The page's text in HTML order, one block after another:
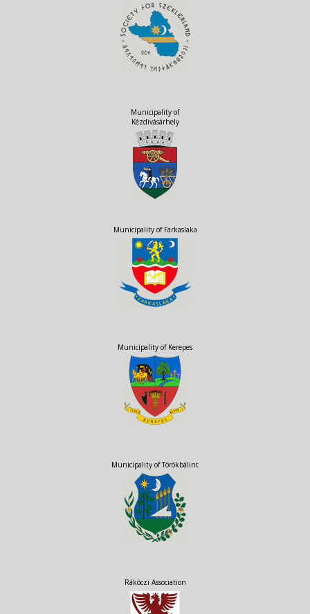
Municipality of
Kézdivásárhely
Municipality of Farkaslaka
Municipality of Kerepes
Municipality of Törökbálint
Rákóczi Association